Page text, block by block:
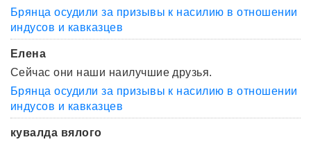
Брянца осудили за призывы к насилию в отношении
индусов и кавказцев
Елена
Сейчас они наши наилучшие друзья.
Брянца осудили за призывы к насилию в отношении
индусов и кавказцев
кувалда вялого